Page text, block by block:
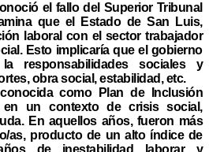
el fallo del Superior Tribunal
que el Estado de San Luis,
laboral con el sector trabajador
Esto implicaría que el gobierno
responsabilidades sociales y
obra social, estabilidad, etc.
como Plan de Inclusión
un contexto de crisis social,
En aquellos años, fueron más
as, producto de un alto índice de